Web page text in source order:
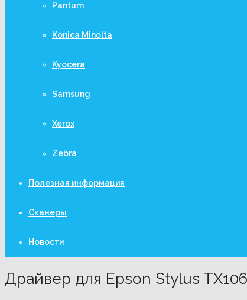
Pantum
Konica Minolta
Kyocera
Samsung
Xerox
Zebra
Полезная информация
Сканеры
Новости
Драйвер для Epson Stylus TX106